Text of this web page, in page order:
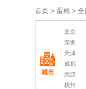
首页 > 蛋糕 > 全
城市
北京
深圳
天津
成都
武汉
杭州